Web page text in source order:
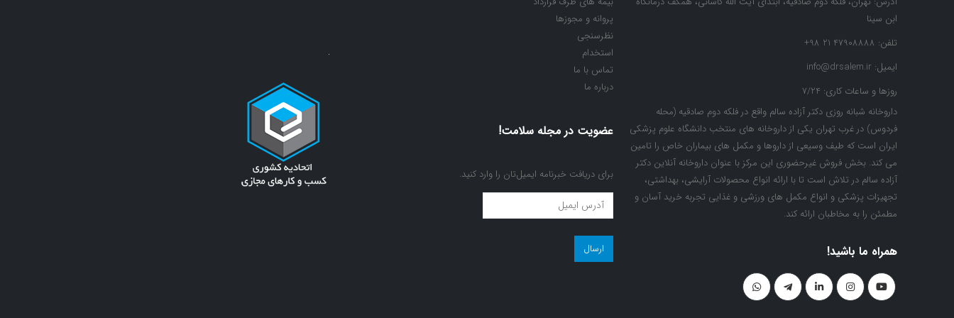
ابن سینا
تلفن: 47908888 21 98+
ایمیل: info@drsalem.ir
روزها و ساعات کاری: 7/24
داروخانه شبانه روزی دکتر آزاده سالم واقع در فلکه دوم صادقیه (محله
فردوس) در غرب تهران یکی از داروخانه های منتخب دانشگاه علوم پزشکی
ایران است که طیف وسیعی از داروها و مکمل های بیماران خاص را تامین
می کند. بخش فروش غیرحضوری این مرکز با عنوان داروخانه آنلاین دکتر
آزاده سالم در تلاش است تا با ارائه انواع محصولات آرایشی، بهداشتی،
تجهیزات پزشکی و انواع مکمل های ورزشی و غذایی تجربه خرید آسان و
مطمئن را به مخاطبان ارائه کند.
همراه ما باشید!
پروانه و مجوزها
نظرسنجی
استخدام
تماس با ما
درباره ما
عضویت در مجله سلامت!
برای دریافت خبرنامه ایمیل‌تان را وارد کنید.
عضویت
در
مجله
سلامت!